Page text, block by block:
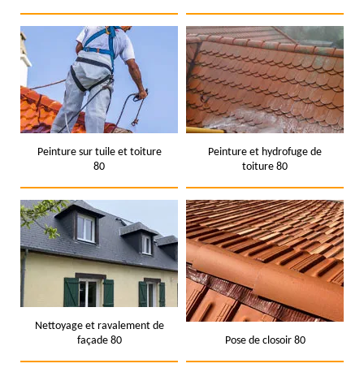
Peinture sur tuile et toiture
80
Peinture et hydrofuge de
toiture 80
Nettoyage et ravalement de
façade 80
Pose de closoir 80